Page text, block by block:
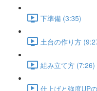
下準備 (3:35)
土台の作り方
組み立て方 (7:26)
仕上げと強度UP